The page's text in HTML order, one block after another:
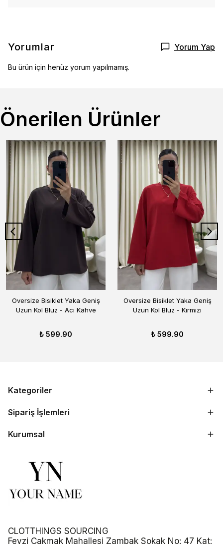
Yorumlar Yorum Yap
Bu ürün için henüz yorum yapılmamış.
Önerilen Ürünler
Oversize Bisiklet Yaka Geniş
Uzun Kol Bluz - Acı Kahve
₺ 599.90
Oversize Bisiklet Yaka Geniş
Uzun Kol Bluz - Kırmızı
₺ 599.90
Kategoriler
Sipariş İşlemleri
Kurumsal
CLOTTHINGS SOURCING
Fevzi Çakmak Mahallesi Zambak Sokak No: 47 Kat: